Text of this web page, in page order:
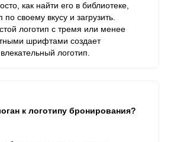
как найти его в библиотеке,
по своему вкусу и загрузить.
логотип с тремя или менее
шрифтами создает
логотип.
к логотипу бронирования?